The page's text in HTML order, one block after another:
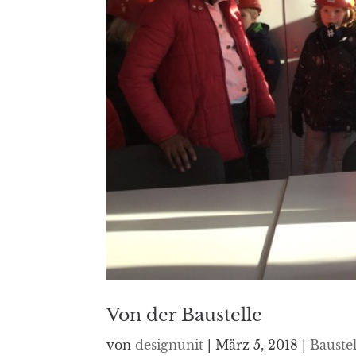
Von der Baustelle
vondesignunit |März 5, 2018 |